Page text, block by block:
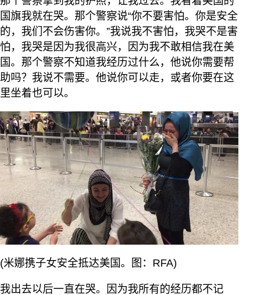
国旗我就在哭。那个警察说“你不要害怕。你是安全
的，我们不会伤害你。”我说我不害怕，我哭不是害
怕，我哭是因为我很高兴，因为我不敢相信我在美
国。那个警察不知道我经历过什么，他说你需要帮
助吗？我说不需要。他说你可以走，或者你要在这
里坐着也可以。
(米娜携子女安全抵达美国。图：RFA)
我出去以后一直在哭。因为我所有的经历都不记